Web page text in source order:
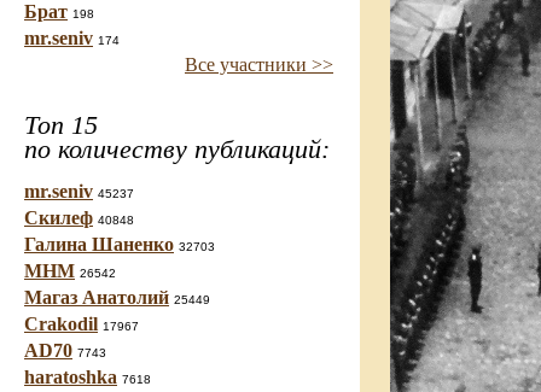
Брат 198
mr.seniv 174
Все участники >>
Топ 15
по количеству публикаций:
mr.seniv 45237
Скилеф 40848
Галина Шаненко 32703
МНМ 26542
Магаз Анатолий 25449
Crakodil 17967
AD70 7743
haratoshka 7618